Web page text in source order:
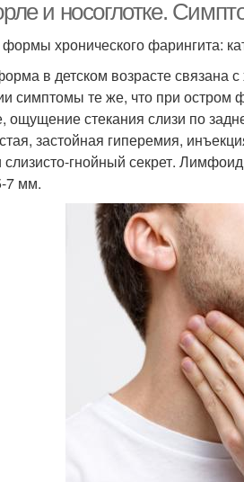
и носоглотке.
хронического фарингита:
в детском возрасте связана
симптомы те же, что при остром
ощущение стекания слизи по
застойная гиперемия,
слизисто-гнойный секрет.
7 мм.